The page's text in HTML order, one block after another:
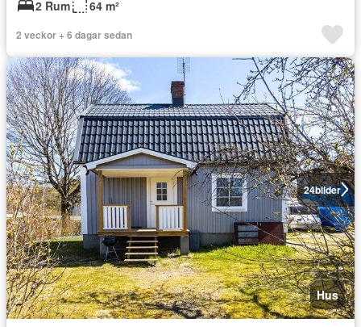
2 Rum 64 m²
2 veckor + 6 dagar sedan
24bilder
Hus